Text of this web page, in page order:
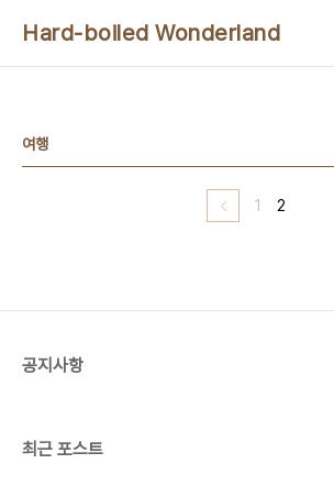
Hard-boiled Wonderland
여행
1 2
공지사항
최근 포스트